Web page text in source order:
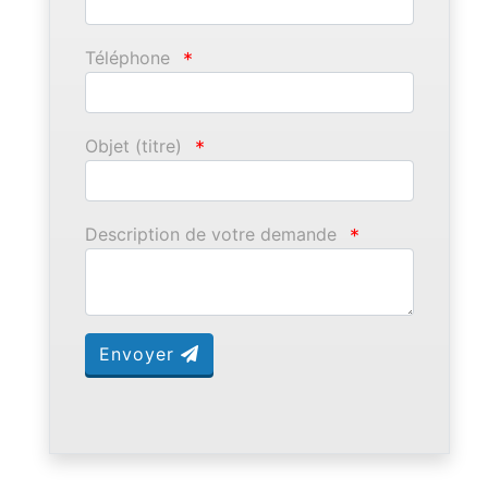
Téléphone *
Objet (titre) *
Description de votre demande *
Envoyer